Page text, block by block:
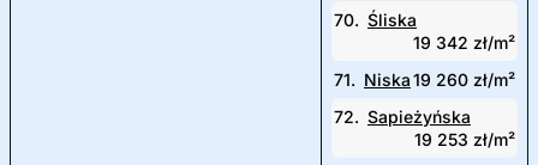
70. Śliska
19 342 zł/m²
71. Niska19 260 zł/m²
72. Sapieżyńska
19 253 zł/m²